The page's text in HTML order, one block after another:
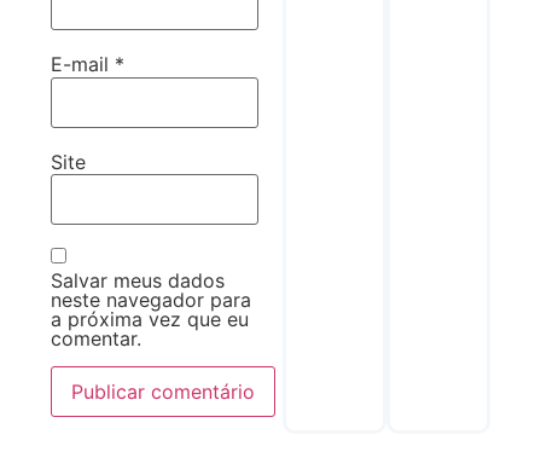
E-mail *
Site
Salvar meus dados
neste navegador para
a próxima vez que eu
comentar.